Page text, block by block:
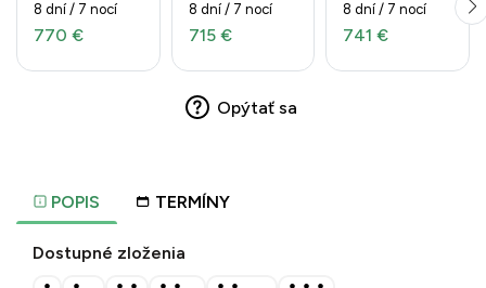
POPIS TERMÍNY
Dostupné zloženia
8 dní / 7 nocí
770 €
8 dní / 7 nocí
715 €
8 dní / 7 nocí
741 €
Opýtať sa